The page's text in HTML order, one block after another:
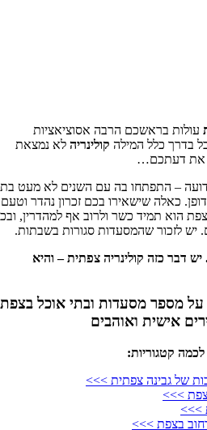
בראשכם הרבה אסוציאציות
בדרך כלל המילהקולינריהלא נמצאת
את דעתכם…
– התפתחו בה עם השנים לא מעט בתי
כאלה שישאירו בכם זכרון נהדר וטעם
הוא תמיד כשר ולרוב אף למהדרין, ובכך
יש לזכור שהמסעדות סגורות בשבתות.
דבר כזה קולינריה צפתית – והיא
מספר מסעדות ובתי אוכל בצפת
אישית ואוהבים
קטגוריות:
של גבינה צפתית >>>
>>>
בצפת >>>